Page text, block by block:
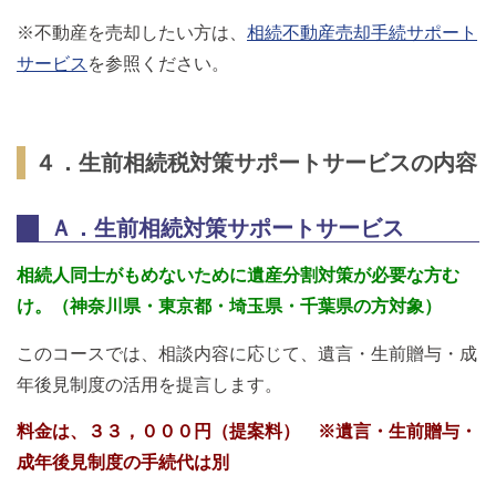
※不動産を売却したい方は、 相続不動産売却手続サポート
サービス を参照ください。
４．生前相続税対策サポートサービスの内容
Ａ．生前相続対策サポートサービス
相続人同士がもめないために遺産分割対策が必要な方む
け。
（神奈川県・東京都・埼玉県・千葉県の方対象）
このコースでは、相談内容に応じて、遺言・生前贈与・成
年後見制度の活用を提言します。
料金は、３３，０００円（提案料） ※遺言・生前贈与・
成年後見制度の手続代は別